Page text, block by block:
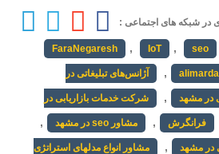
در شبکه های اجتماعی :
FaraNegaresh , IoT , seo
, آژانس‌های تبلیغاتی در
در مشهد , شرکت خدمات بازاریابی در
فرانگرش , مشاور seo در مشهد ,
در مشهد , مشاور انواع مدلهای استراتژی